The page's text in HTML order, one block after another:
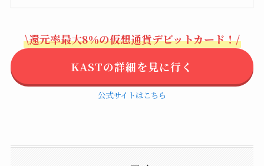
\還元率最大8％の仮想通貨デビットカード！/
KASTの詳細を見に行く
公式サイトはこちら